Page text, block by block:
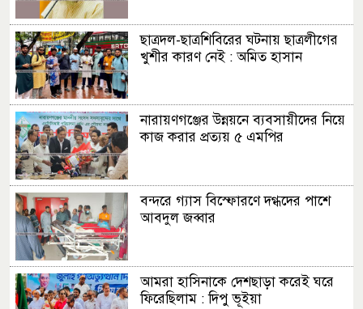
ছাত্রদল-ছাত্রশিবিরের ঘটনায় ছাত্রলীগের
খুশীর কারণ নেই : অমিত হাসান
নারায়ণগঞ্জের উন্নয়নে ব্যবসায়ীদের নিয়ে
কাজ করার প্রত্যয় ৫ এমপির
বন্দরে গ্যাস বিস্ফোরণে দগ্ধদের পাশে
আবদুল জব্বার
আমরা হাসিনাকে দেশছাড়া করেই ঘরে
ফিরেছিলাম : দিপু ভূইয়া